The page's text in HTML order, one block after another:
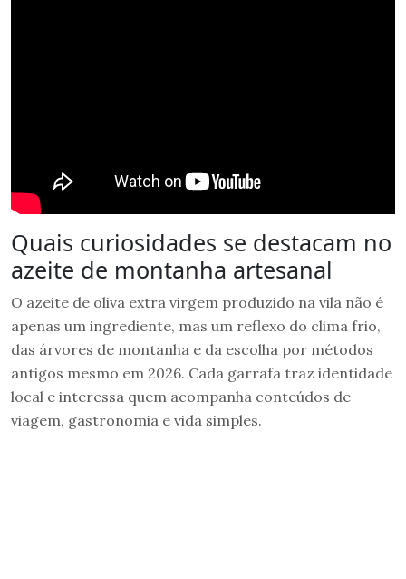
Quais curiosidades se destacam no
azeite de montanha artesanal
O azeite de oliva extra virgem produzido na vila não é
apenas um ingrediente, mas um reflexo do clima frio,
das árvores de montanha e da escolha por métodos
antigos mesmo em 2026. Cada garrafa traz identidade
local e interessa quem acompanha conteúdos de
viagem, gastronomia e vida simples.